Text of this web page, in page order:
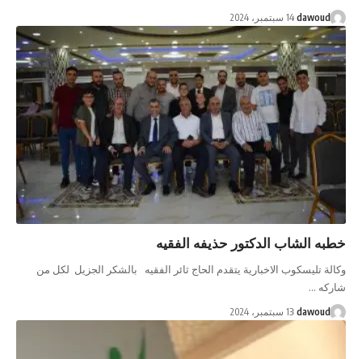
dawoud 14 سبتمبر، 2024
خطبه الشاب الدكتور حذيفه الفقيه
وكالة تليسكوب الاخبارية يتقدم الحاج ثائر الفقيه بالشكر الجزيل لكل من
شاركه …
dawoud 13 سبتمبر، 2024